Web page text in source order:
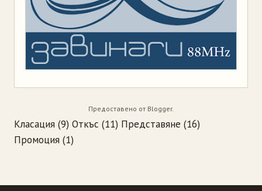
Предоставено от Blogger.
Класация (9) Откъс (11) Представяне (16)
Промоция (1)